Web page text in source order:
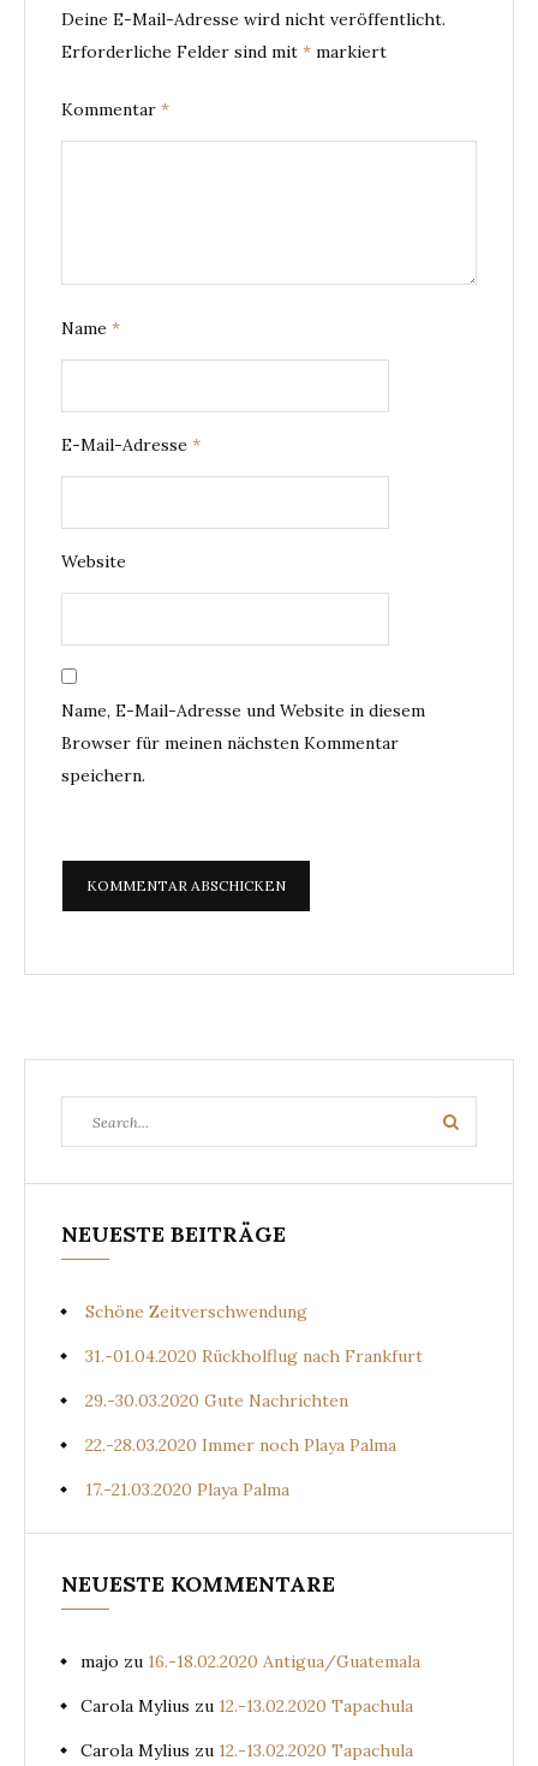
Deine E-Mail-Adresse wird nicht veröffentlicht.
Erforderliche Felder sind mit * markiert
Kommentar *
Name *
E-Mail-Adresse *
Website
Name, E-Mail-Adresse und Website in diesem
Browser für meinen nächsten Kommentar
speichern.
for:
Search
NEUESTE BEITRÄGE
Schöne Zeitverschwendung
31.-01.04.2020 Rückholflug nach Frankfurt
29.-30.03.2020 Gute Nachrichten
22.-28.03.2020 Immer noch Playa Palma
17.-21.03.2020 Playa Palma
NEUESTE KOMMENTARE
majo zu 16.-18.02.2020 Antigua/Guatemala
Carola Mylius zu 12.-13.02.2020 Tapachula
Carola Mylius zu 12.-13.02.2020 Tapachula